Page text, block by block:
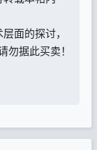
面的探讨，
据此买卖！